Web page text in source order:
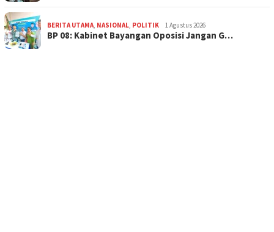
BERITA UTAMA, NASIONAL, POLITIK 1 Agustus 2026
BP 08: Kabinet Bayangan Oposisi Jangan G…